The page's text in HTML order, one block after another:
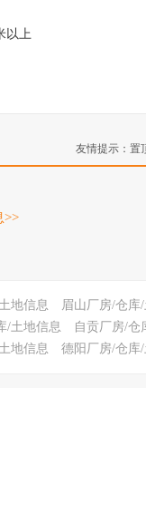
以上
友情提示：置
>>
地信息 眉山厂房/仓库
/土地信息 自贡厂房/仓
地信息 德阳厂房/仓库